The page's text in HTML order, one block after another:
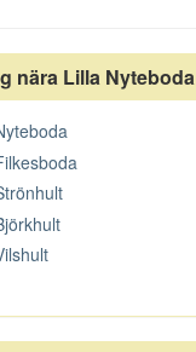
nära Lilla Nyteboda